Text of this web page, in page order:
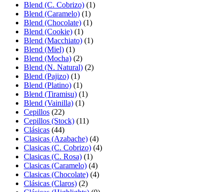
Blend (C. Cobrizo) (1)
Blend (Caramelo) (1)
Blend (Chocolate) (1)
Blend (Cookie) (1)
Blend (Macchiato) (1)
Blend (Miel) (1)
Blend (Mocha) (2)
Blend (N. Natural) (2)
Blend (Pajizo) (1)
Blend (Platino) (1)
Blend (Tiramisu) (1)
Blend (Vainilla) (1)
Cepillos (22)
Cepillos (Stock) (11)
Clásicas (44)
Clasicas (Azabache) (4)
Clasicas (C. Cobrizo) (4)
Clasicas (C. Rosa) (1)
Clasicas (Caramelo) (4)
Clasicas (Chocolate) (4)
Clásicas (Claros) (2)